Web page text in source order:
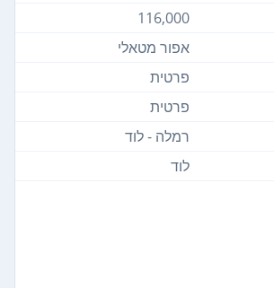
116,000
אפור מטאלי
פרטית
פרטית
רמלה - לוד
לוד